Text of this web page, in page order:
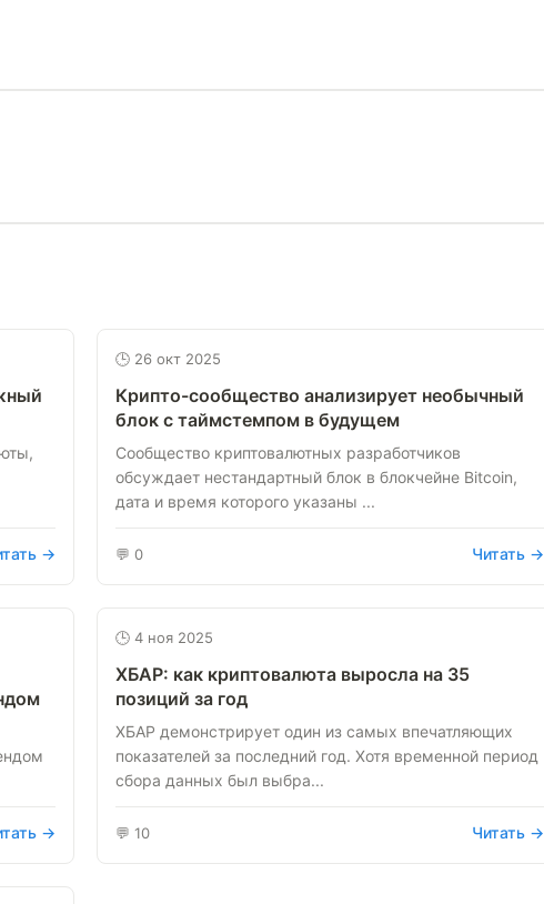
→
🕒 26 окт 2025
Крипто-сообщество анализирует необычный
блок с таймстемпом в будущем
Сообщество криптовалютных разработчиков
обсуждает нестандартный блок в блокчейне Bitcoin,
дата и время которого указаны ...
💬 0 Читать →
→
🕒 4 ноя 2025
ХБАР: как криптовалюта выросла на 35
позиций за год
ХБАР демонстрирует один из самых впечатляющих
показателей за последний год. Хотя временной период
сбора данных был выбра...
💬 10 Читать →